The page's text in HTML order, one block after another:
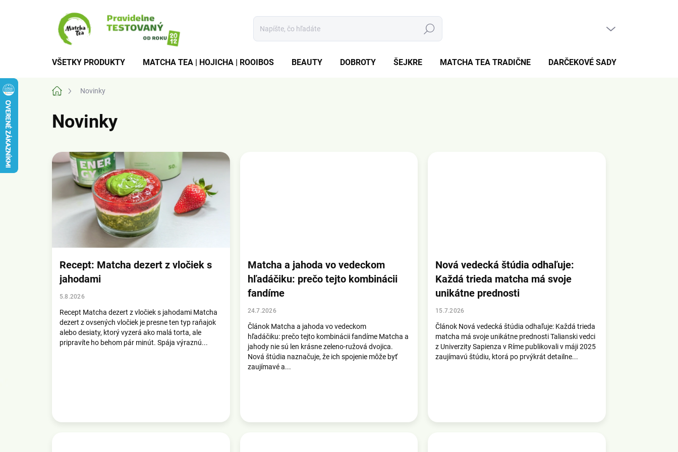
Hľadať
VŠETKY PRODUKTY MATCHA TEA | HOJICHA | ROOIBOS BEAUTY DOBROTY ŠEJKRE MATCHA TEA TRADIČNE DARČEKOVÉ SADY
DomovNovinky
Novinky
V
ý
p
s
k
Recept: Matcha dezert z vločiek s
jahodami
5.8.2026
Recept Matcha dezert z vločiek s jahodami Matcha
dezert z ovsených vločiek je presne ten typ raňajok
alebo desiaty, ktorý vyzerá ako malá torta, ale
pripravíte ho behom pár minút. Spája výraznú...
Matcha a jahoda vo vedeckom
hľadáčiku: prečo tejto kombinácii
fandíme
24.7.2026
Článok Matcha a jahoda vo vedeckom
hľadáčiku: prečo tejto kombinácii fandíme Matcha a
jahody nie sú len krásne zeleno-ružová dvojica.
Nová štúdia naznačuje, že ich spojenie môže byť
zaujímavé a...
Nová vedecká štúdia odhaľuje:
Každá trieda matcha má svoje
unikátne prednosti
15.7.2026
Článok Nová vedecká štúdia odhaľuje: Každá trieda
matcha má svoje unikátne prednosti Talianski vedci
z Univerzity Sapienza v Ríme publikovali v máji 2025
zaujímavú štúdiu, ktorá po prvýkrát detailne...